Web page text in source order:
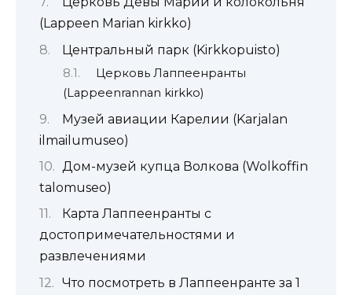
(Lappeen Marian kirkko)
Центральный парк (Kirkkopuisto)
Церковь Лаппеенранты
(Lappeenrannan kirkko)
Музей авиации Карелии (Karjalan
ilmailumuseo)
Дом-музей купца Волкова (Wolkoffin
talomuseo)
Карта Лаппеенранты с
достопримечательностями и
развлечениями
Что посмотреть в Лаппеенранте за 1